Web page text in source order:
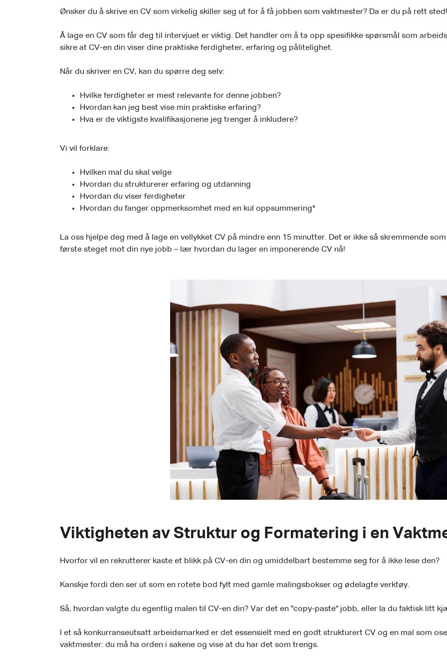
Ønsker du å skrive en CV som virkelig skiller seg ut for å få jobben som vaktmester? Da er du på rett sted!
Å lage en CV som får deg til intervjuet er viktig. Det handler om å ta opp spesifikke spørsmål som
sikre at CV-en din viser dine praktiske ferdigheter, erfaring og pålitelighet.
Når du skriver en CV, kan du spørre deg selv:
Hvilke ferdigheter er mest relevante for denne jobben?
Hvordan kan jeg best vise min praktiske erfaring?
Hva er de viktigste kvalifikasjonene jeg trenger å inkludere?
Vi vil forklare:
Hvilken mal du skal velge
Hvordan du strukturerer erfaring og utdanning
Hvordan du viser ferdigheter
Hvordan du fanger oppmerksomhet med en kul oppsummering*
La oss hjelpe deg med å lage en vellykket CV på mindre enn 15 minutter. Det er ikke så skremmende
første steget mot din nye jobb – lær hvordan du lager en imponerende CV nå!
Viktigheten av Struktur og Formatering i en
Hvorfor vil en rekrutterer kaste et blikk på CV-en din og umiddelbart bestemme seg for å ikke lese den?
Kanskje fordi den ser ut som en rotete bod fylt med gamle malingsbokser og ødelagte verktøy.
Så, hvordan valgte du egentlig malen til CV-en din? Var det en "copy-paste" jobb, eller la du faktisk litt
I et så konkurranseutsatt arbeidsmarked er det essensielt med en godt strukturert CV og en mal som
vaktmester: du må ha orden i sakene og vise at du har det som trengs.